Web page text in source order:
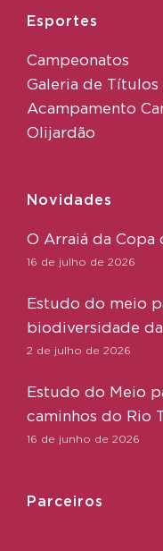
Esportes
Campeonatos
Galeria de Títulos
Acampamento
Olijardão
Novidades
O Arraiá da Copa
16 de julho de 2026
Estudo do meio
biodiversidade
2 de julho de 2026
Estudo do Meio
caminhos do Rio
16 de junho de 2026
Parceiros